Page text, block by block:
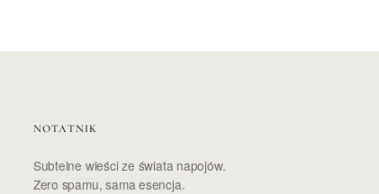
NOTATNIK
Subtelne wieści ze świata napojów.
Zero spamu, sama esencja.